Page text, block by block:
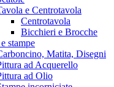
e Centrotavola
Centrotavola
Bicchieri e Brocche
stampe
Matita, Disegni
ad Acquerello
ad Olio